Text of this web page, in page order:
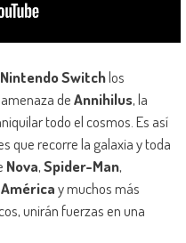
Nintendo Switchlos
deAnnihilus, la
todo el cosmos. Es así
que recorre la galaxia y toda
Nova,Spider-Man,
y muchos más
unirán fuerzas en una